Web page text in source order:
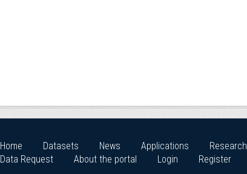
Home Datasets News Applications
Research
Data Request
About the portal Login Register